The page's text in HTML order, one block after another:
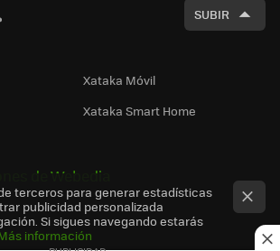
SUBIR
Xataka Móvil
Xataka Smart Home
de Webedia
terceros para generar estadísticas
publicidad personalizada
Si sigues navegando estarás
información